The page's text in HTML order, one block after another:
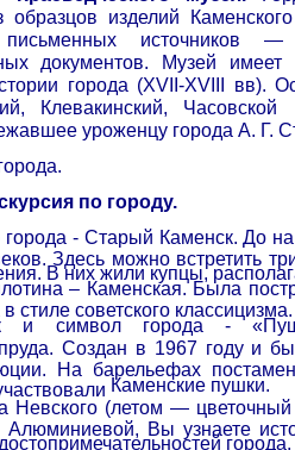
образцов изделий
источников —
документов. Музей
города (ХVII-ХVIII вв).
Клевакинский,
уроженцу города А. Г.
по городу.
города - Старый Каменск.До
Здесь можно встретить
В них жили купцы,
– Каменская. Была
стиле советского классицизма.
и символ города -
. Создан в 1967 году и
На барельефах
Каменские пушки.
Невского (летом —
Вы узнаете
города.